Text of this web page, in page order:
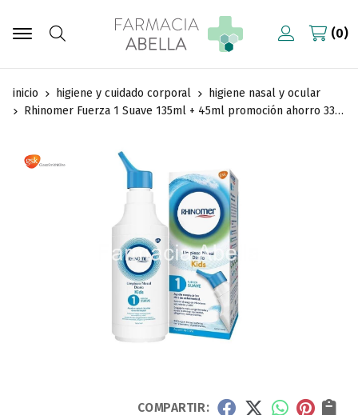
Buscar
0
inicio higiene y cuidado corporal
higiene nasal y ocular
Rhinomer Fuerza 1 Suave 135ml + 45ml promoción ahorro 33% gratis
COMPARTIR: